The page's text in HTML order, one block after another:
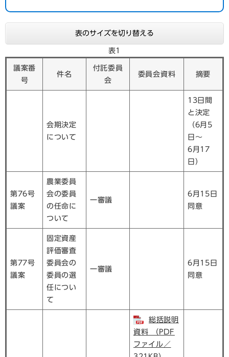
表のサイズを切り替える
表1
議案番
号
件名
付託委員
会
委員会資料 摘要
会期決定
について
13日間
と決定
（6月5
日～
6月17
日）
第76号
議案
農業委員
会の委員
の任命に
ついて
一審議
6月15日
同意
第77号
議案
固定資産
評価審査
委員会の
委員の選
任につい
て
一審議
6月15日
同意
総括説明
資料 （PDF
ファイル／